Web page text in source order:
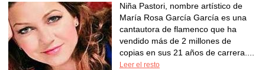
Niña Pastori, nombre artístico de
María Rosa García García es una
cantautora de flamenco que ha
vendido más de 2 millones de
copias en sus 21 años de carrera....
Leer el resto